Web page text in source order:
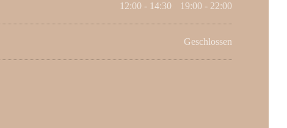
12:00 - 14:30 19:00 - 22:00
Geschlossen